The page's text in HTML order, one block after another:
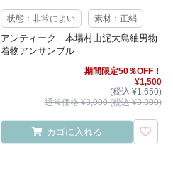
状態：非常によい 素材：正絹
アンティーク 本場村山泥大島紬男物
着物アンサンブル
期間限定50％OFF！
¥1,500
(税込 ¥1,650)
通常価格 ¥3,000 (税込 ¥3,300)
カゴに入れる